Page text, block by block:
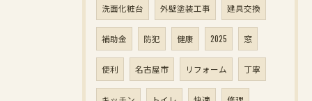
洗面化粧台 外壁塗装工事 建具交換
補助金 防犯 健康 2025 窓
便利 名古屋市 リフォーム 丁寧